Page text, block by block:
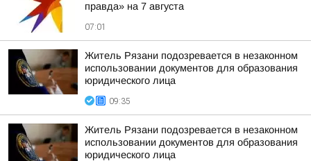
правда» на 7 августа
07:01
Житель Рязани подозревается в незаконном
использовании документов для образования
юридического лица
09:35
Житель Рязани подозревается в незаконном
использовании документов для образования
юридического лица